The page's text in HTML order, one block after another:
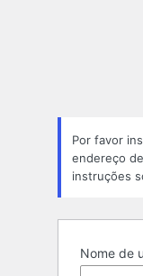
Por favor
endereço
instruções
Nome de